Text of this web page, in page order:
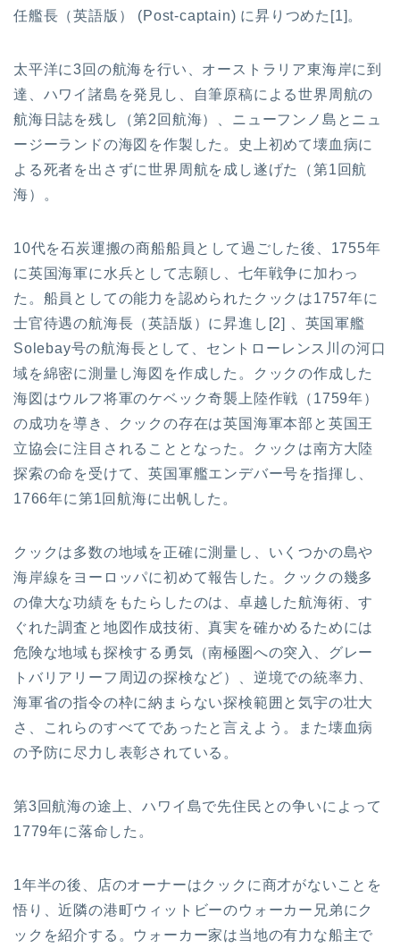
任艦長（英語版） (Post-captain) に昇りつめた[1]。
太平洋に3回の航海を行い、オーストラリア東海岸に到
達、ハワイ諸島を発見し、自筆原稿による世界周航の
航海日誌を残し（第2回航海）、ニューフンノ島とニュ
ージーランドの海図を作製した。史上初めて壊血病に
よる死者を出さずに世界周航を成し遂げた（第1回航
海）。
10代を石炭運搬の商船船員として過ごした後、1755年
に英国海軍に水兵として志願し、七年戦争に加わっ
た。船員としての能力を認められたクックは1757年に
士官待遇の航海長（英語版）に昇進し[2] 、英国軍艦
Solebay号の航海長として、セントローレンス川の河口
域を綿密に測量し海図を作成した。クックの作成した
海図はウルフ将軍のケベック奇襲上陸作戦（1759年）
の成功を導き、クックの存在は英国海軍本部と英国王
立協会に注目されることとなった。クックは南方大陸
探索の命を受けて、英国軍艦エンデバー号を指揮し、
1766年に第1回航海に出帆した。
クックは多数の地域を正確に測量し、いくつかの島や
海岸線をヨーロッパに初めて報告した。クックの幾多
の偉大な功績をもたらしたのは、卓越した航海術、す
ぐれた調査と地図作成技術、真実を確かめるためには
危険な地域も探検する勇気（南極圏への突入、グレー
トバリアリーフ周辺の探検など）、逆境での統率力、
海軍省の指令の枠に納まらない探検範囲と気宇の壮大
さ、これらのすべてであったと言えよう。また壊血病
の予防に尽力し表彰されている。
第3回航海の途上、ハワイ島で先住民との争いによって
1779年に落命した。
1年半の後、店のオーナーはクックに商才がないことを
悟り、近隣の港町ウィットビーのウォーカー兄弟にク
ックを紹介する。ウォーカー家は当地の有力な船主で